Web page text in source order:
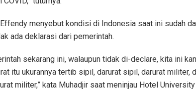
menyebut kondisi di Indonesia saat ini sudah
ada deklarasi dari pemerintah.
sekarang ini, walaupun tidak di-declare, kita ini
itu ukurannya tertib sipil, darurat sipil, darurat militer,
militer,” kata Muhadjir saat meninjau Hotel